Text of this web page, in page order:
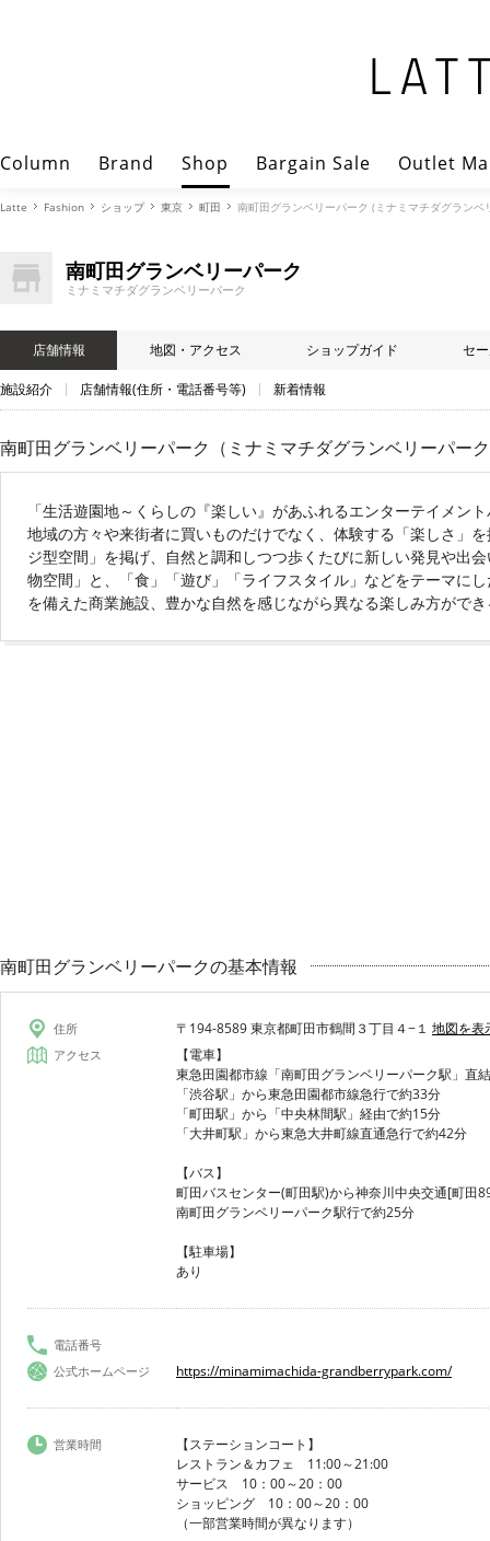
Column Brand Shop Bargain Sale Outlet
Latte Fashion ショップ 東京 町田 南町田グランベリーパーク (ミナミマチダグランベ
南町田グランベリーパーク
ミナミマチダグランベリーパーク
店舗情報 地図・アクセス ショップガイド セ
施設紹介 店舗情報(住所・電話番号等) 新着情報
南町田グランベリーパーク（ミナミマチダグランベリーパー
「生活遊園地～くらしの『楽しい』があふれるエンターテイメン
地域の方々や来街者に買いものだけでなく、体験する「楽しさ」
ジ型空間」を掲げ、自然と調和しつつ歩くたびに新しい発見や出
物空間」と、「食」「遊び」「ライフスタイル」などをテーマに
を備えた商業施設、豊かな自然を感じながら異なる楽しみ方がで
南町田グランベリーパークの基本情報
住所 〒194-8589 東京都町田市鶴間３丁目４−１ 地図を表
アクセス
【電車】
東急田園都市線「南町田グランベリーパーク駅」直結
「渋谷駅」から東急田園都市線急行で約33分
「町田駅」から「中央林間駅」経由で約15分
「大井町駅」から東急大井町線直通急行で約42分
【バス】
町田バスセンター(町田駅)から神奈川中央交通[町田
南町田グランベリーパーク駅行で約25分
【駐車場】
あり
電話番号
公式ホームページ
https://minamimachida-grandberrypark.com/
営業時間
【ステーションコート】
レストラン＆カフェ 11:00～21:00
サービス 10：00～20：00
ショッピング 10：00～20：00
（一部営業時間が異なります）